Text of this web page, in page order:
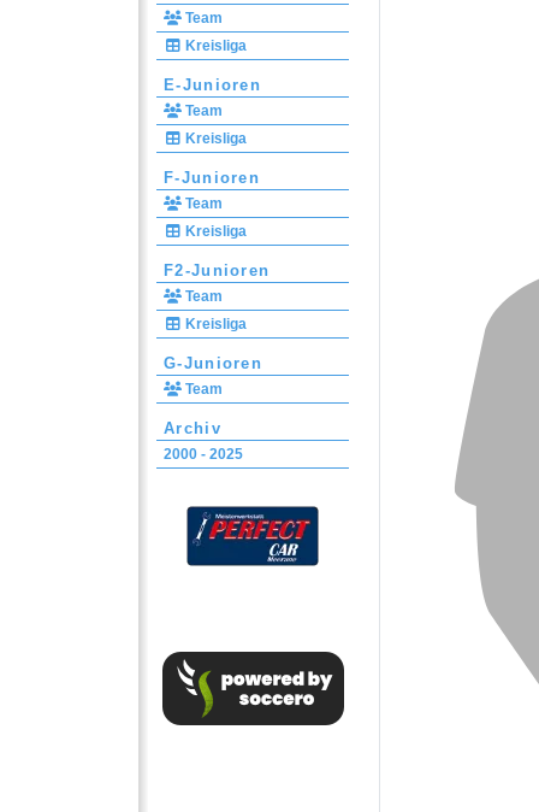
Team
Kreisliga
E-Junioren
Team
Kreisliga
F-Junioren
Team
Kreisliga
F2-Junioren
Team
Kreisliga
G-Junioren
Team
Archiv
2000 - 2025